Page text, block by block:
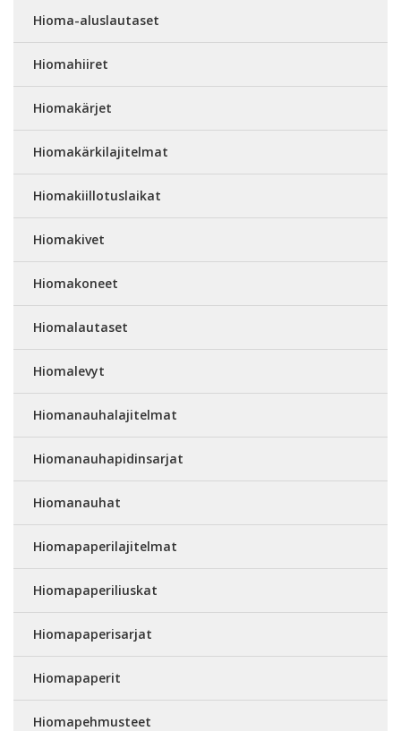
Hioma-aluslautaset
Hiomahiiret
Hiomakärjet
Hiomakärkilajitelmat
Hiomakiillotuslaikat
Hiomakivet
Hiomakoneet
Hiomalautaset
Hiomalevyt
Hiomanauhalajitelmat
Hiomanauhapidinsarjat
Hiomanauhat
Hiomapaperilajitelmat
Hiomapaperiliuskat
Hiomapaperisarjat
Hiomapaperit
Hiomapehmusteet